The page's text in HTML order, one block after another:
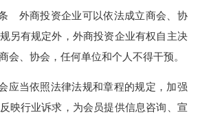
外商投资企业可以依法成立商会、协
另有规定外，外商投资企业有权自主决
会、协会，任何单位和个人不得干预。
应当依照法律法规和章程的规定，加强
映行业诉求，为会员提供信息咨询、宣